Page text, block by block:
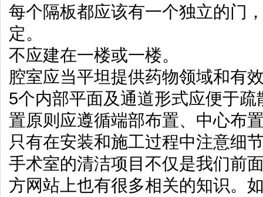
每个隔板都应该有一个独立的门
定。
不应建在一楼或一楼。
腔室应当平坦提供药物领域和有
5个内部平面及通道形式应便于
置原则应遵循端部布置、中心布
只有在安装和施工过程中注意细
手术室的清洁项目不仅是我们前
方网站上也有很多相关的知识。